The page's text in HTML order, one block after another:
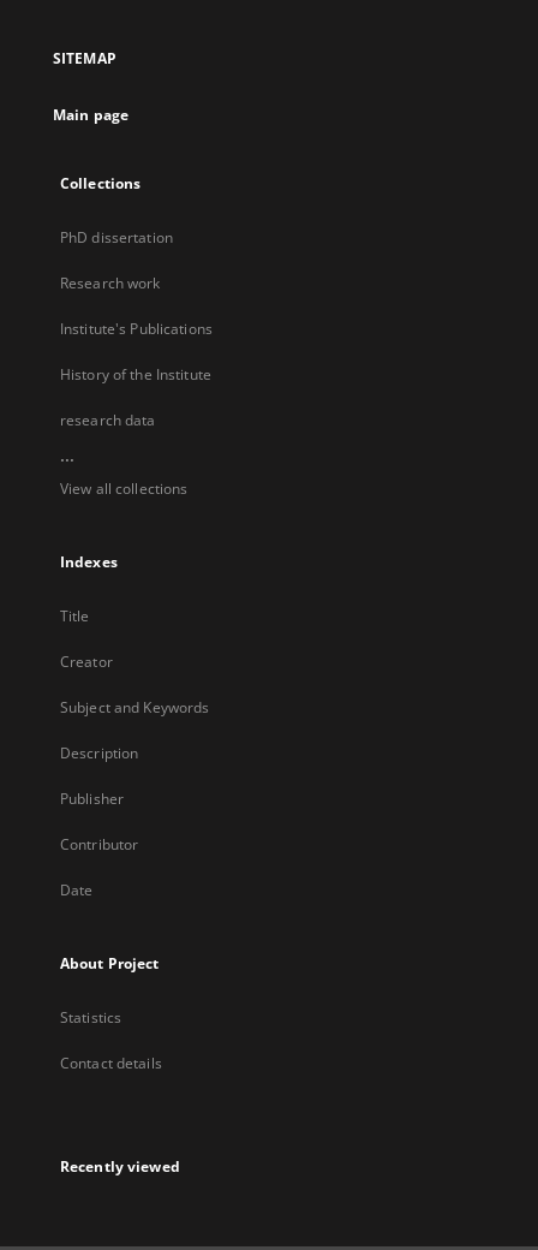
SITEMAP
Main page
Collections
PhD dissertation
Research work
Institute's Publications
History of the Institute
research data
...
View all collections
Indexes
Title
Creator
Subject and Keywords
Description
Publisher
Contributor
Date
About Project
Statistics
Contact details
Recently viewed